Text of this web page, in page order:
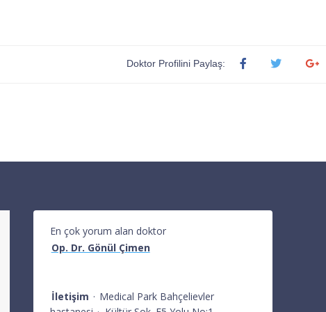
Doktor Profilini Paylaş:
En çok yorum alan doktor
Op. Dr. Gönül Çimen
İletişim · Medical Park Bahçelievler